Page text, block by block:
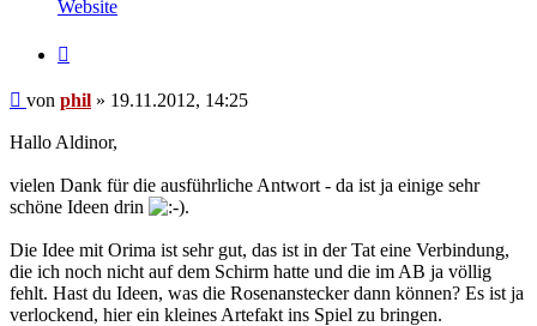
phil
Website
Beitrag
von phil » 19.11.2012, 14:25
Hallo Aldinor,
vielen Dank für die ausführliche Antwort - da ist ja einige sehr
schöne Ideen drin
.
Die Idee mit Orima ist sehr gut, das ist in der Tat eine Verbindung,
die ich noch nicht auf dem Schirm hatte und die im AB ja völlig
fehlt. Hast du Ideen, was die Rosenanstecker dann können? Es ist ja
verlockend, hier ein kleines Artefakt ins Spiel zu bringen.